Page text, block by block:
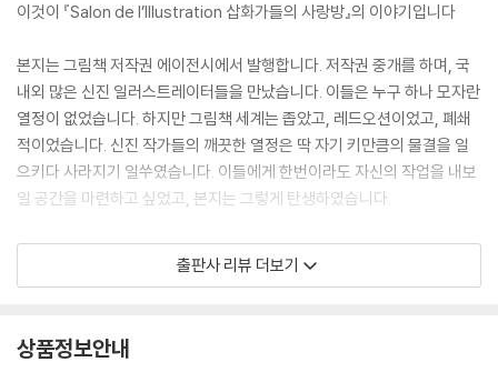
이것이 『Salon de l’Illustration 삽화가들의 사랑방』의 이야기입니다
본지는 그림책 저작권 에이전시에서 발행합니다. 저작권 중개를 하며, 국
내외 많은 신진 일러스트레이터들을 만났습니다. 이들은 누구 하나 모자란
열정이 없었습니다. 하지만 그림책 세계는 좁았고, 레드오션이었고, 폐쇄
적이었습니다. 신진 작가들의 깨끗한 열정은 딱 자기 키만큼의 물결을 일
으키다 사라지기 일쑤였습니다. 이들에게 한번이라도 자신의 작업을 내보
일 공간을 마련하고 싶었고, 본지는 그렇게 탄생하였습니다.
출판사들은 다양한 세계관을 가진 일러스트레이터들이 항상 필요합니다.
출판계는 항상 마감에 쫓기기에 새로운 일러스트레이터들과 그림책 작가
이 있습니다.
출판사 리뷰 더보기
상품정보안내